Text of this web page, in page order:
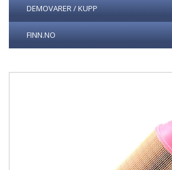
DEMOVARER / KUPP
FINN.NO